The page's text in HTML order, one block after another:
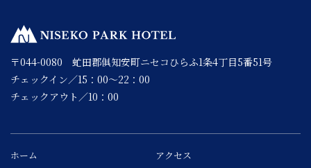
〒044-0080 虻田郡俱知安町ニセコひらふ1条4丁目5番51号
チェックイン／15：00～22：00
チェックアウト／10：00
ホーム アクセス